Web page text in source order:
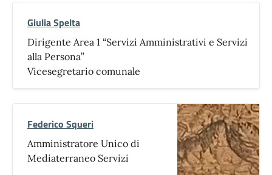
Giulia Spelta
Dirigente Area 1 “Servizi Amministrativi e Servizi
alla Persona”
Vicesegretario comunale
Federico Squeri
Amministratore Unico di
Mediaterraneo Servizi